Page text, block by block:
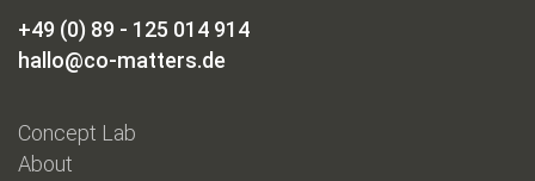
+49 (0) 89 - 125 014 914
hallo@co-matters.de
Concept Lab
About